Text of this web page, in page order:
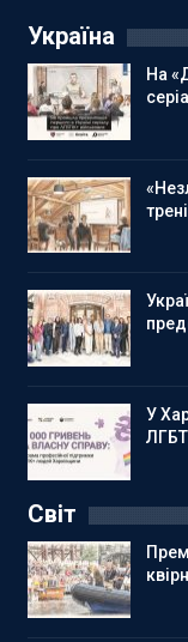
Україна
На
У
Світ